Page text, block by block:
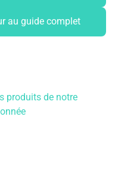
au guide complet